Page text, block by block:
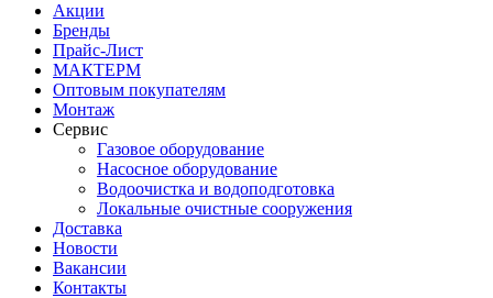
Акции
Бренды
Прайс-Лист
МАКТЕРМ
Оптовым покупателям
Монтаж
Сервис
Газовое оборудование
Насосное оборудование
Водоочистка и водоподготовка
Локальные очистные сооружения
Доставка
Новости
Вакансии
Контакты